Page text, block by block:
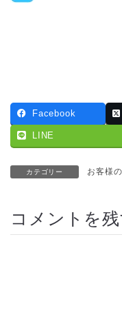
Facebook
LINE
カテゴリー お客様
コメントを